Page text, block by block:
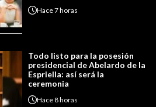
Hace7 horas
Todo listo para la posesión
presidencial de Abelardo de la
Espriella: así será la
ceremonia
Hace8 horas